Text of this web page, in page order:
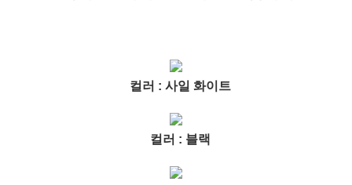
컬러 : 사일 화이트
컬러 : 블랙